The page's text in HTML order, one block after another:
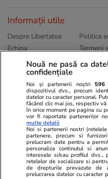
Informații utile
Despre Libertatea
Echipa
Publicitate
Politica de
confidențialitate
Politica
Termeni
Ringier România
Libertatea pentru
Unica.ro
Program TV
Avantaje
ELLE
Gazeta
Stiri
Ajută
Nouă ne pasă ca
confidențiale
Noi și partenerii noștri 596
dispozitivul dvs., precum
datelor cu caracter personal.
făcând clic mai jos, respectiv
în orice moment pe pagina cu
vor fi raportate partenerilor
multe detalii
Noi si partenerii nostri
partenere, precum si
prelucram date pentru a
personaliza continutul si
interesele si/sau profilul dvs.,
retelelor de socializare si
de drepturile prevazute
prelucrarea datelor cu caracter